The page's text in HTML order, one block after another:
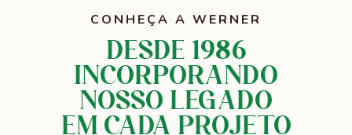
CONHEÇA A WERNER
DESDE 1986
incorporando
Nosso legado
em cada projeto